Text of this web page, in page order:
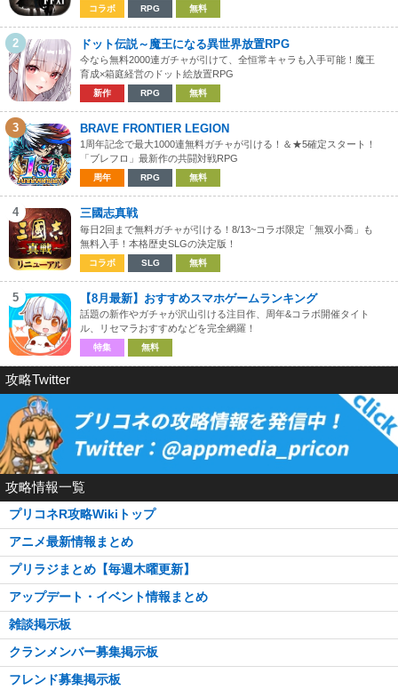
コラボ RPG 無料
2 ドット伝説～魔王になる異世界放置RPG
今なら無料2000連ガチャが引けて、全恒常キャラも入手可能！魔王
育成×箱庭経営のドット絵放置RPG
新作 RPG 無料
3 BRAVE FRONTIER LEGION
1周年記念で最大1000連無料ガチャが引ける！＆★5確定スタート！
「ブレフロ」最新作の共闘対戦RPG
周年 RPG 無料
4 三國志真戦
毎日2回まで無料ガチャが引ける！8/13~コラボ限定「無双小喬」も
無料入手！本格歴史SLGの決定版！
コラボ SLG 無料
5 【8月最新】おすすめスマホゲームランキング
話題の新作やガチャが沢山引ける注目作、周年&コラボ開催タイト
ル、リセマラおすすめなどを完全網羅！
特集 無料
攻略Twitter
攻略情報一覧
プリコネR攻略Wikiトップ
アニメ最新情報まとめ
プリラジまとめ【毎週木曜更新】
アップデート・イベント情報まとめ
雑談掲示板
クランメンバー募集掲示板
フレンド募集掲示板